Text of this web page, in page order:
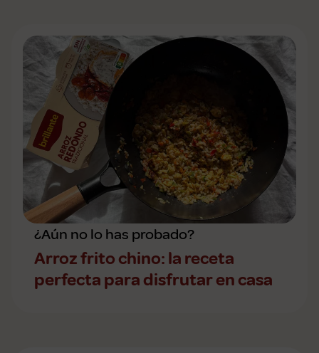
¿Aún no lo has probado?
Arroz frito chino: la receta
perfecta para disfrutar en casa